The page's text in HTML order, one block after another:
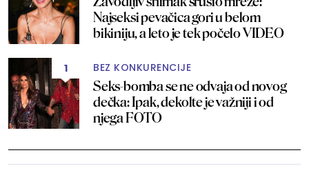
Najseksi pevačica gori u belom
bikiniju, a leto je tek počelo VIDEO
1 BEZ KONKURENCIJE
Seks-bomba se ne odvaja od novog
dečka: Ipak, dekolte je važniji i od
njega FOTO